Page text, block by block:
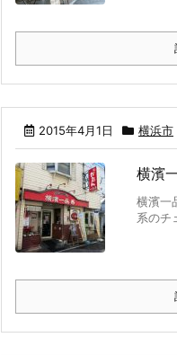
2015年4月1日 横浜市
横濱
横濱一
系のチ